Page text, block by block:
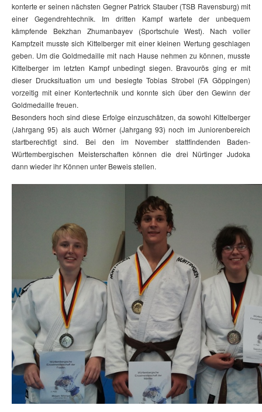
konterte er seinen nächsten Gegner Patrick Stauber (TSB Ravensburg) mit
einer Gegendrehtechnik. Im dritten Kampf wartete der unbequem
kämpfende Bekzhan Zhumanbayev (Sportschule West). Nach voller
Kampfzeit musste sich Kittelberger mit einer kleinen Wertung geschlagen
geben. Um die Goldmedaille mit nach Hause nehmen zu können, musste
Kittelberger im letzten Kampf unbedingt siegen. Bravourös ging er mit
dieser Drucksituation um und besiegte Tobias Strobel (FA Göppingen)
vorzeitig mit einer Kontertechnik und konnte sich über den Gewinn der
Goldmedaille freuen.
Besonders hoch sind diese Erfolge einzuschätzen, da sowohl Kittelberger
(Jahrgang 95) als auch Wörner (Jahrgang 93) noch im Juniorenbereich
startberechtigt sind. Bei den im November stattfindenden Baden-
Württembergischen Meisterschaften können die drei Nürtinger Judoka
dann wieder ihr Können unter Beweis stellen.